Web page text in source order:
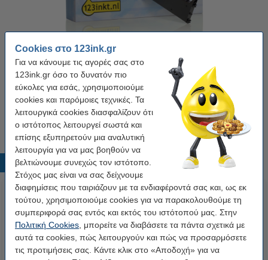
Cookies στο 123ink.gr
Για να κάνουμε τις αγορές σας στο
123ink.gr όσο το δυνατόν πιο
εύκολες για εσάς, χρησιμοποιούμε
cookies και παρόμοιες τεχνικές. Τα
λειτουργικά cookies διασφαλίζουν ότι
ο ιστότοπος λειτουργεί σωστά και
επίσης εξυπηρετούν μια αναλυτική
λειτουργία για να μας βοηθούν να
βελτιώνουμε συνεχώς τον ιστότοπο.
Στόχος μας είναι να σας δείχνουμε
διαφημίσεις που ταιριάζουν με τα ενδιαφέροντά σας και, ως εκ
τούτου, χρησιμοποιούμε cookies για να παρακολουθούμε τη
συμπεριφορά σας εντός και εκτός του ιστότοπού μας. Στην
Πολιτική Cookies , μπορείτε να διαβάσετε τα πάντα σχετικά με
αυτά τα cookies, πώς λειτουργούν και πώς να προσαρμόσετε
τις προτιμήσεις σας. Κάντε κλικ στο «Αποδοχή» για να
Μάρκα: 123ink Τύπος: ink ribbon
Κάνε κλικ για να δεις τα χαρακτηριστικά!
Διαθέσιμο
3,95 € Στο Καλάθι
Δημοφιλή προϊόντα